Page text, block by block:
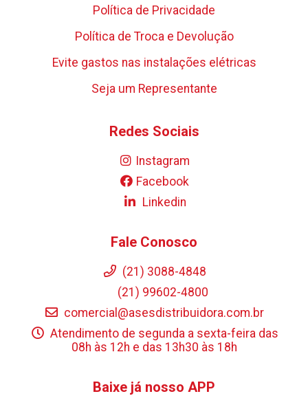
Política de Privacidade
Política de Troca e Devolução
Evite gastos nas instalações elétricas
Seja um Representante
Redes Sociais
Instagram
Facebook
Linkedin
Fale Conosco
(21) 3088-4848
(21) 99602-4800
comercial@asesdistribuidora.com.br
Atendimento de segunda a sexta-feira das
08h às 12h e das 13h30 às 18h
Baixe já nosso APP